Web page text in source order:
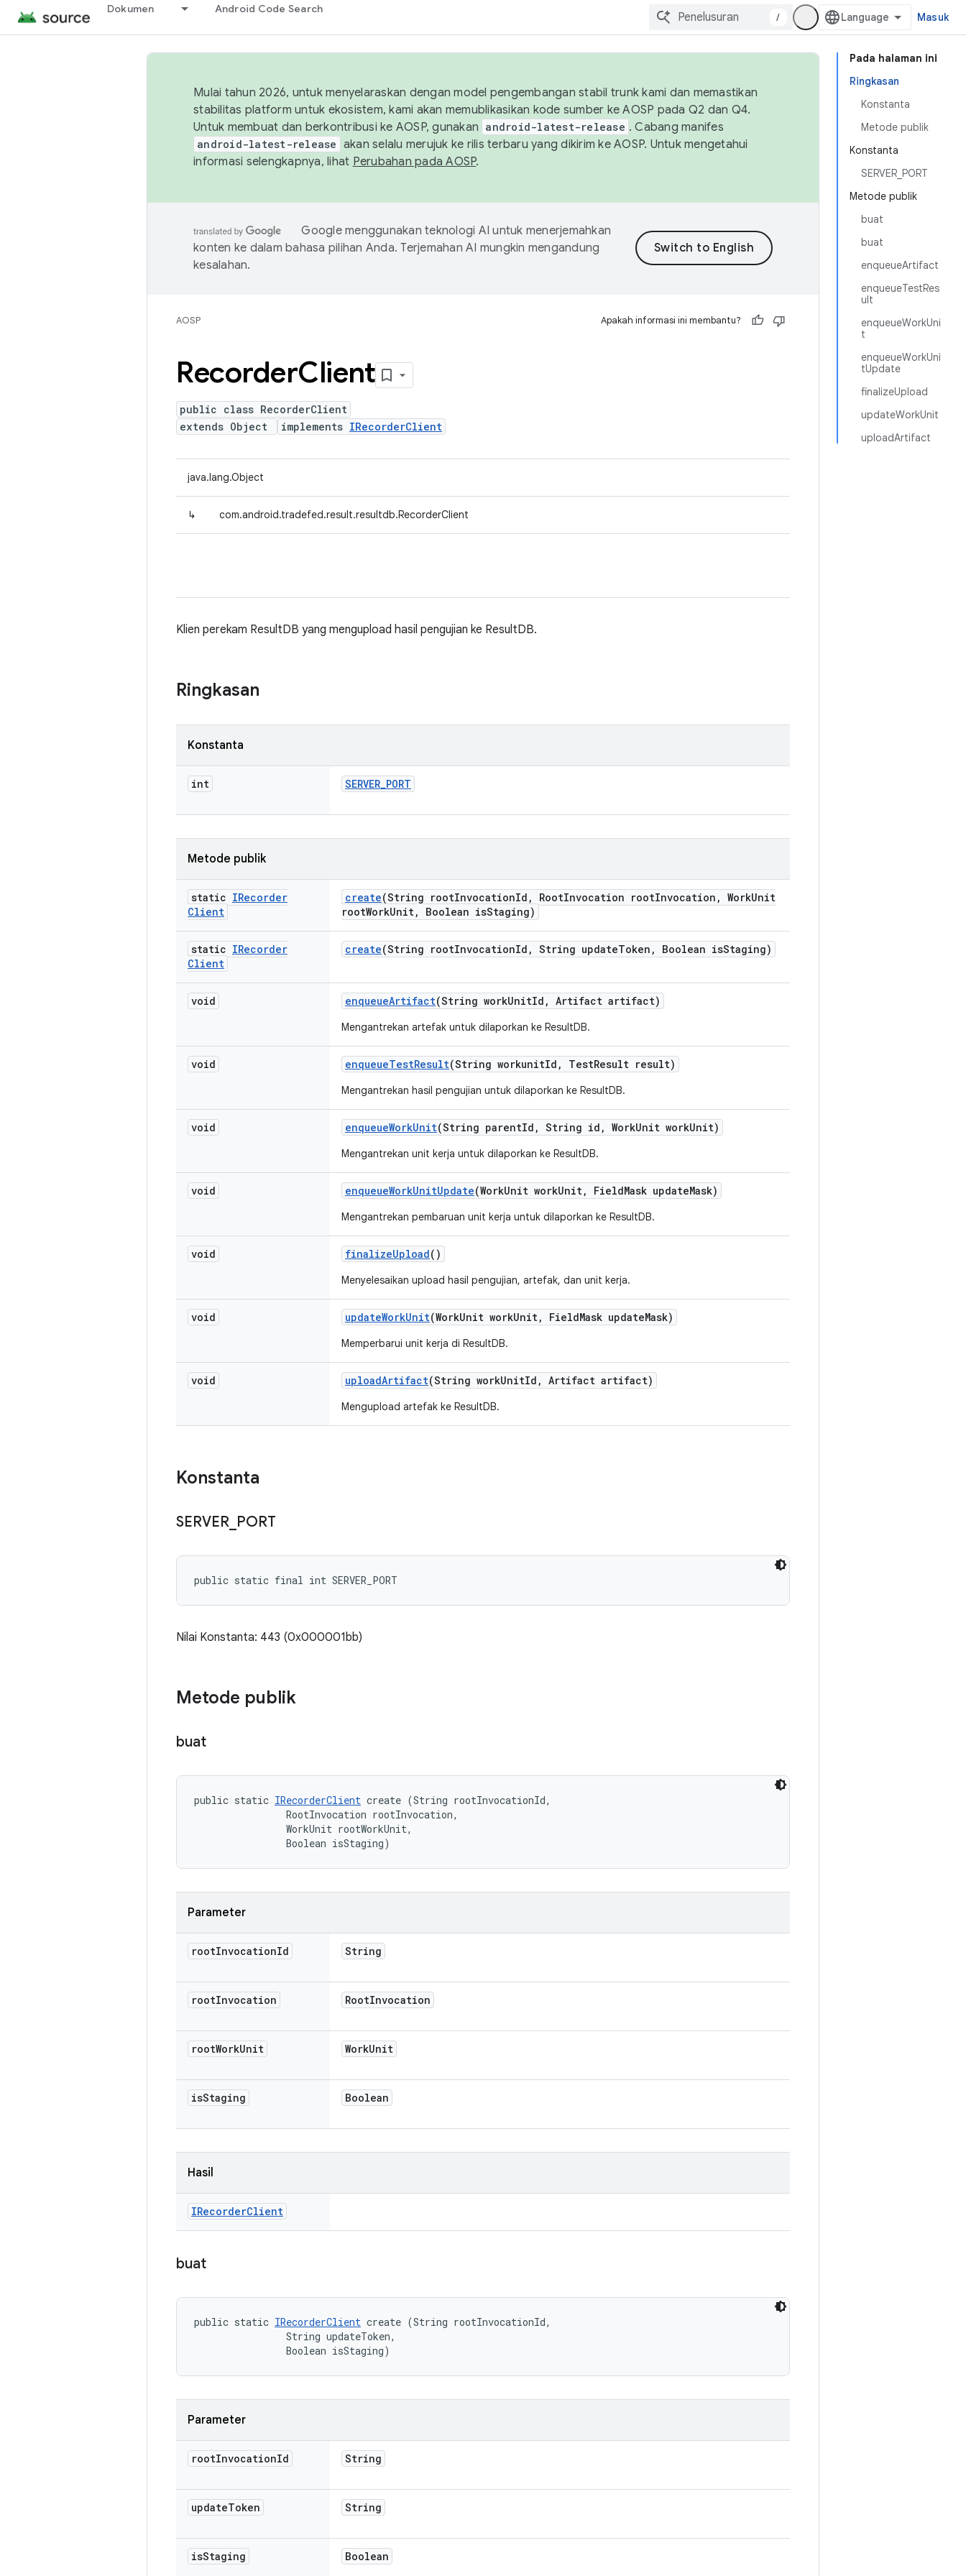
Dokumen Android Code Search
/ Masuk
Pada halaman ini
Ringkasan
Konstanta
Metode publik
Konstanta
SERVER_PORT
Metode publik
buat
buat
enqueueArtifact
enqueueTestRes
ult
enqueueWorkUni
t
enqueueWorkUni
tUpdate
finalizeUpload
updateWorkUnit
uploadArtifact
Mulai tahun 2026, untuk menyelaraskan dengan model pengembangan stabil trunk kami dan memastikan
stabilitas platform untuk ekosistem, kami akan memublikasikan kode sumber ke AOSP pada Q2 dan Q4.
Untuk membuat dan berkontribusi ke AOSP, gunakan android-latest-release . Cabang manifes
android-latest-release akan selalu merujuk ke rilis terbaru yang dikirim ke AOSP. Untuk mengetahui
informasi selengkapnya, lihat Perubahan pada AOSP.
Google menggunakan teknologi AI untuk menerjemahkan
konten ke dalam bahasa pilihan Anda. Terjemahan AI mungkin mengandung
kesalahan.
AOSP Apakah informasi ini membantu?
RecorderClient
public class RecorderClient
extends Object
implements IRecorderClient
java.lang.Object
↳ com.android.tradefed.result.resultdb.RecorderClient
Klien perekam ResultDB yang mengupload hasil pengujian ke ResultDB.
Ringkasan
Konstanta
int SERVER_PORT
Metode publik
static IRecorder
Client
create(String rootInvocationId , RootInvocation rootInvocation , WorkUnit
rootWorkUnit, Boolean isStaging)
static IRecorder
Client
create(String rootInvocationId , String updateToken , Boolean isStaging)
void enqueueArtifact(String workUnitId , Artifact artifact)
Mengantrekan artefak untuk dilaporkan ke ResultDB.
void enqueueTestResult(String workunitId , TestResult result)
Mengantrekan hasil pengujian untuk dilaporkan ke ResultDB.
void enqueueWorkUnit(String parentId , String id , WorkUnit workUnit)
Mengantrekan unit kerja untuk dilaporkan ke ResultDB.
void enqueueWorkUnitUpdate(WorkUnit workUnit, FieldMask updateMask)
Mengantrekan pembaruan unit kerja untuk dilaporkan ke ResultDB.
void finalizeUpload()
Menyelesaikan upload hasil pengujian, artefak, dan unit kerja.
void updateWorkUnit(WorkUnit workUnit, FieldMask updateMask)
Memperbarui unit kerja di ResultDB.
void uploadArtifact(String workUnitId , Artifact artifact)
Mengupload artefak ke ResultDB.
Konstanta
SERVER PORT
public static final int SERVER_PORT
Nilai Konstanta: 443 (0x000001bb)
Metode publik
buat
public static IRecorderClient create (String rootInvocationId,
                RootInvocation rootInvocation,
                WorkUnit rootWorkUnit,
                Boolean isStaging)
Parameter
rootInvocationId String
rootInvocation RootInvocation
rootWorkUnit WorkUnit
isStaging Boolean
Hasil
IRecorderClient
buat
public static IRecorderClient create (String rootInvocationId,
                String updateToken,
                Boolean isStaging)
Parameter
rootInvocationId String
updateToken String
isStaging Boolean